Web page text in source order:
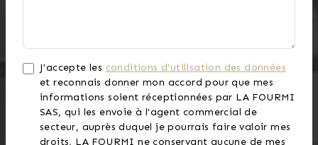
J'accepte les conditions d'utilisation des données
et reconnais donner mon accord pour que mes
informations soient réceptionnées par LA FOURMI
SAS, qui les envoie à l'agent commercial de
secteur, auprès duquel je pourrais faire valoir mes
droits, LA FOURMI ne conservant aucune de mes